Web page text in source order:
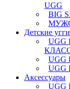
UGG
BIG
Детские угги
UGG
UGG
UGG
Аксессуары